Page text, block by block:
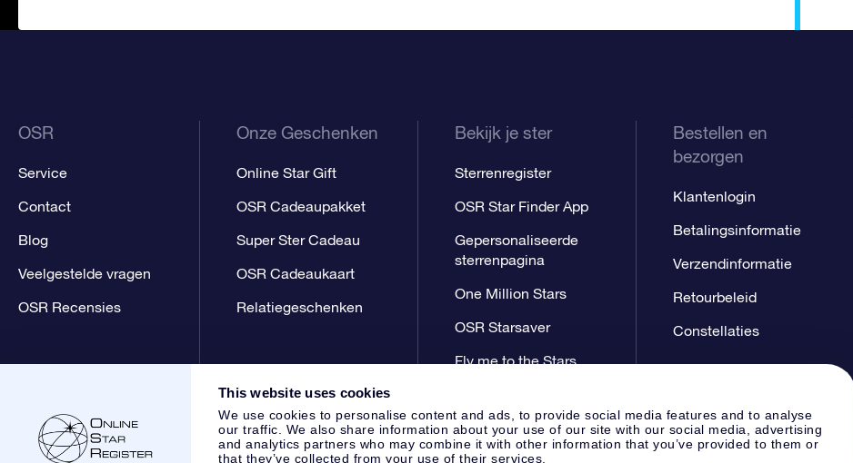
This website uses cookies
We use cookies to personalise content and ads, to provide social media features and to analyse
our traffic. We also share information about your use of our site with our social media, advertising
and analytics partners who may combine it with other information that you’ve provided to them or
that they’ve collected from your use of their services.
OSR
Service
Contact
Blog
Veelgestelde vragen
OSR Recensies
Onze Geschenken
Online Star Gift
OSR Cadeaupakket
Super Ster Cadeau
OSR Cadeaukaart
Relatiegeschenken
Bekijk je ster
Sterrenregister
OSR Star Finder App
Gepersonaliseerde
sterrenpagina
One Million Stars
OSR Starsaver
Fly me to the Stars
Bestellen en
bezorgen
Klantenlogin
Betalingsinformatie
Verzendinformatie
Retourbeleid
Constellaties